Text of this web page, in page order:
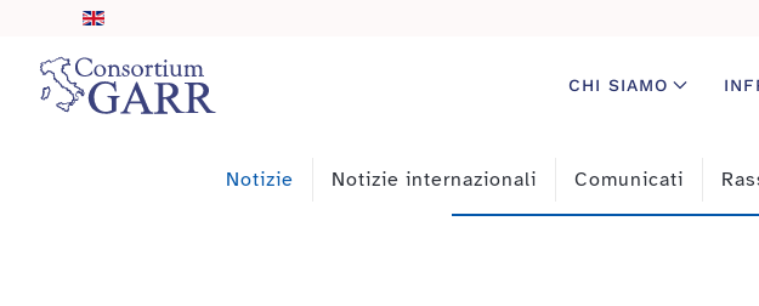
Skip to main content
CHI SIAMO
Notizie Notizie internazionali Comunicati